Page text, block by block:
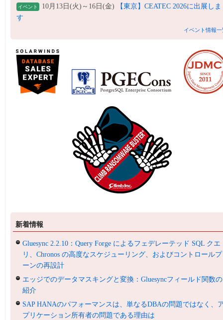
イベント 10月13日(火)～16日(金)
【東京】CEATEC 2026に出展しま
す
イベント情報一
新着情報
Gluesync 2.2.10：Query Forge によるフェデレーテッド SQL クエ
リ、Chronos の高度なスケジューリング、およびコントロール
ーンの再設計
エッジでのデータマスキングと変換：Gluesyncフィールド関数の
紹介
SAP HANAのパフォーマンスは、単なるDBAの問題ではなく、
プリケーション所有者の問題である理由は